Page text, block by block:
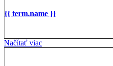
{{ term.name }}
Načítať viac